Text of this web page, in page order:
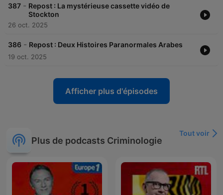
387 - Repost : La mystérieuse cassette vidéo de
Stockton
26 oct. 2025
386 - Repost : Deux Histoires Paranormales Arabes
19 oct. 2025
Afficher plus d'épisodes
Plus de podcasts Criminologie
Tout voir